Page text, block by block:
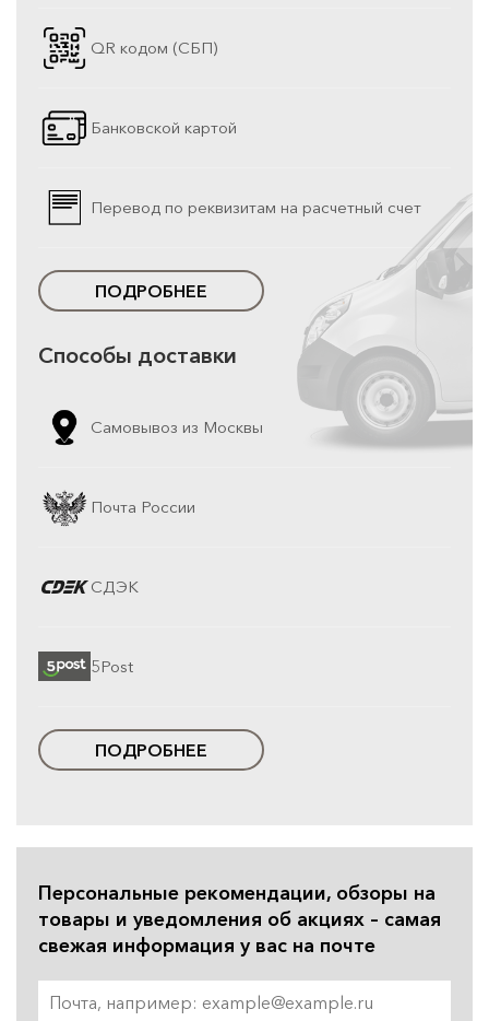
QR кодом (СБП)
Банковской картой
Перевод по реквизитам на расчетный счет
ПОДРОБНЕЕ
Способы доставки
Самовывоз из Москвы
Почта России
СДЭК
5Post
ПОДРОБНЕЕ
Персональные рекомендации, обзоры на
товары и уведомления об акциях – самая
свежая информация у вас на почте